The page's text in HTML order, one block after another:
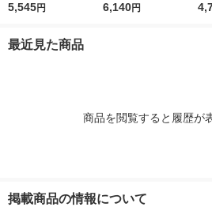
+BC-346XL （ブラッ
5,545円
-381+380/5MP 標準 1
6,140円
ク
最近見た商品
商品を閲覧すると履歴が
掲載商品の情報について